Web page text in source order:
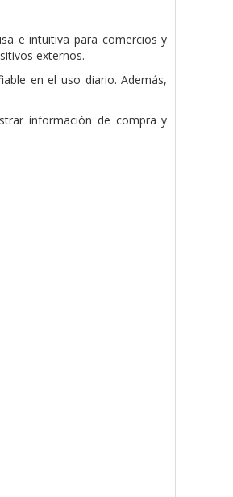
e intuitiva para comercios y
externos.
en el uso diario. Además,
información de compra y